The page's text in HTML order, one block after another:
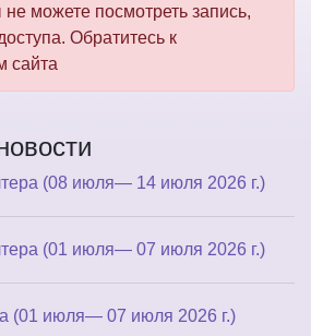
можете посмотреть запись,
Обратитесь к
сайта
(08 июля— 14 июля 2026 г.)
(01 июля— 07 июля 2026 г.)
(01 июля— 07 июля 2026 г.)